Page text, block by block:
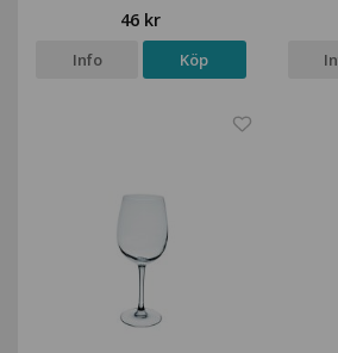
46 kr
Info Köp